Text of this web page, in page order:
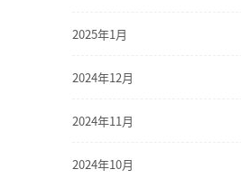
2025年1月
2024年12月
2024年11月
2024年10月